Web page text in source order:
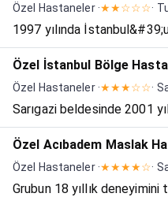
Özel Hastaneler ·★★☆☆☆·
1997 yılında
küçük bir klinik olarak
olarak yeni binasında
2012 yılı itibari ile hastane
Özel İstanbul Bölge
Özel Hastaneler ·★★★☆☆·
Sarıgazi beldesinde 2001
hizmete başlayan
tek hastanesine
çalışan kadrosuyla, başarılı
Özel Acıbadem Maslak
Özel Hastaneler ·★★★★☆·
Grubun 18 yıllık deneyimini